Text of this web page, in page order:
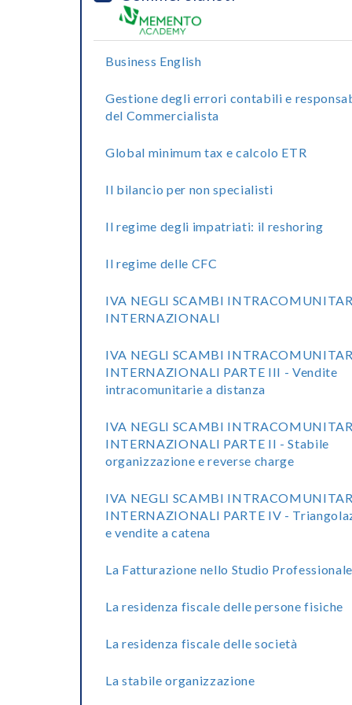
Business English
Gestione degli errori contabili e
del Commercialista
Global minimum tax e calcolo ETR
Il bilancio per non specialisti
Il regime degli impatriati: il reshoring
Il regime delle CFC
IVA NEGLI SCAMBI
INTERNAZIONALI
IVA NEGLI SCAMBI
INTERNAZIONALI PARTE III - Vendite
intracomunitarie a distanza
IVA NEGLI SCAMBI
INTERNAZIONALI PARTE II - Stabile
organizzazione e reverse charge
IVA NEGLI SCAMBI
INTERNAZIONALI PARTE IV -
e vendite a catena
La Fatturazione nello Studio Professionale
La residenza fiscale delle persone fisiche
La residenza fiscale delle società
La stabile organizzazione